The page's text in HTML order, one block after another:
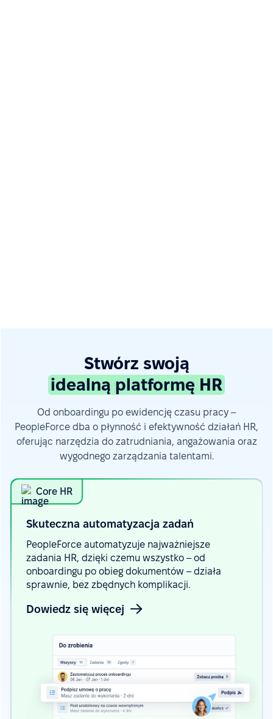
Stwórz swoją
idealną platformę HR
Od onboardingu po ewidencję czasu pracy –
PeopleForce dba o płynność i efektywność działań HR,
oferując narzędzia do zatrudniania, angażowania oraz
wygodnego zarządzania talentami.
Core HR
Skuteczna automatyzacja zadań
PeopleForce automatyzuje najważniejsze
zadania HR, dzięki czemu wszystko – od
onboardingu po obieg dokumentów – działa
sprawnie, bez zbędnych komplikacji.
Dowiedz się więcej